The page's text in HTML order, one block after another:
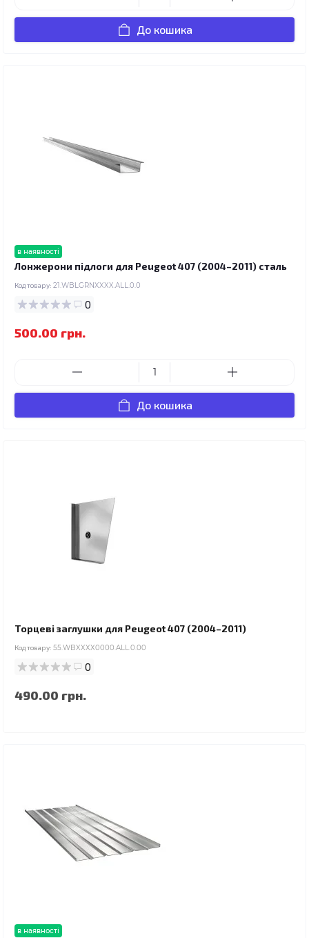
До кошика
в наявності
Лонжерони підлоги для Peugeot 407 (2004–2011) сталь
Код товару: 21.WBLGRNXXXX.ALL.0.0
0
500.00 грн.
До кошика
Торцеві заглушки для Peugeot 407 (2004–2011)
Код товару: 55.WBXXXX0000.ALL.0.00
0
490.00 грн.
в наявності